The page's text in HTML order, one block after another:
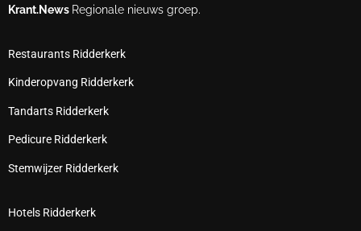
Krant.News Regionale nieuws groep.
Restaurants Ridderkerk
Kinderopvang Ridderkerk
Tandarts Ridderkerk
Pedicure Ridderkerk
Stemwijzer Ridderkerk
Hotels Ridderkerk